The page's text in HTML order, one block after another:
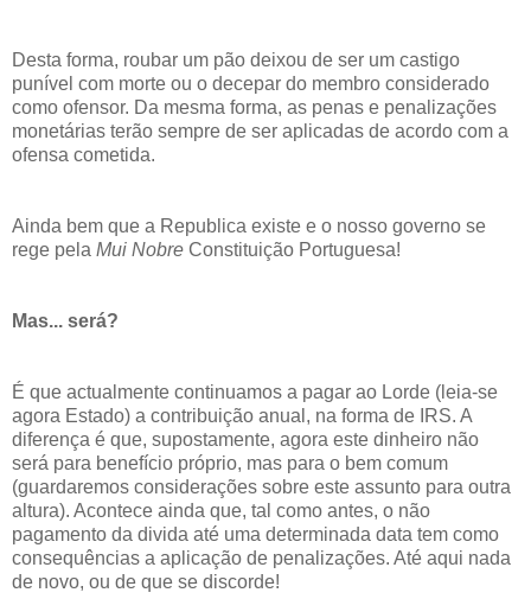
Desta forma, roubar um pão deixou de ser um castigo
punível com morte ou o decepar do membro considerado
como ofensor. Da mesma forma, as penas e penalizações
monetárias terão sempre de ser aplicadas de acordo com a
ofensa cometida.
Ainda bem que a Republica existe e o nosso governo se
rege pela Mui Nobre Constituição Portuguesa!
Mas... será?
É que actualmente continuamos a pagar ao Lorde (leia-se
agora Estado) a contribuição anual, na forma de IRS. A
diferença é que, supostamente, agora este dinheiro não
será para benefício próprio, mas para o bem comum
(guardaremos considerações sobre este assunto para outra
altura). Acontece ainda que, tal como antes, o não
pagamento da divida até uma determinada data tem como
consequências a aplicação de penalizações. Até aqui nada
de novo, ou de que se discorde!